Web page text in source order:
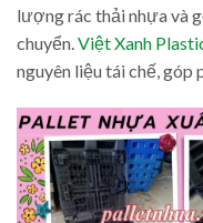
lượng rác thải nhựa và
chuyển.Việt Xanh
nguyên liệu tái chế, góp